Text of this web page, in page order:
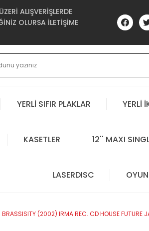
ALIŞVERİŞLERDE
OLURSA İLETİŞİME
YERLİ SIFIR PLAKLAR YERLİ
KASETLER 12'' MAXI
LASERDISC
(2002) IRMA REC. CD HOUSE FUTURE